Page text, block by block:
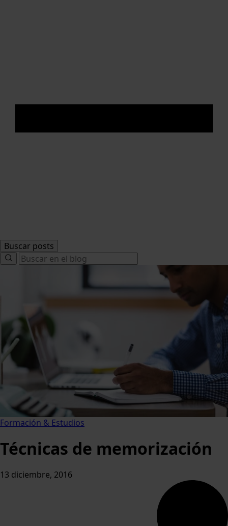
Buscar posts
Search
for:
Formación & Estudios
Técnicas de memorización
13 diciembre, 2016